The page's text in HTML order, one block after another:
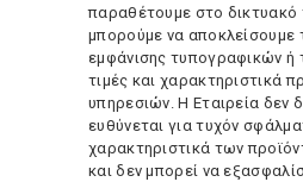
παραθέτουμε στο δικτυακό
μπορούμε να αποκλείσουμε
εμφάνισης τυπογραφικών ή
τιμές και χαρακτηριστικά
υπηρεσιών. Η Εταιρεία δεν
ευθύνεται για τυχόν
χαρακτηριστικά των
και δεν μπορεί να